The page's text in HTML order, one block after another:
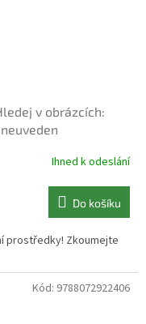
v obrázcích:
Ihned k odeslání
Do košíku
prostředky! Zkoumejte
Kód: 9788072922406